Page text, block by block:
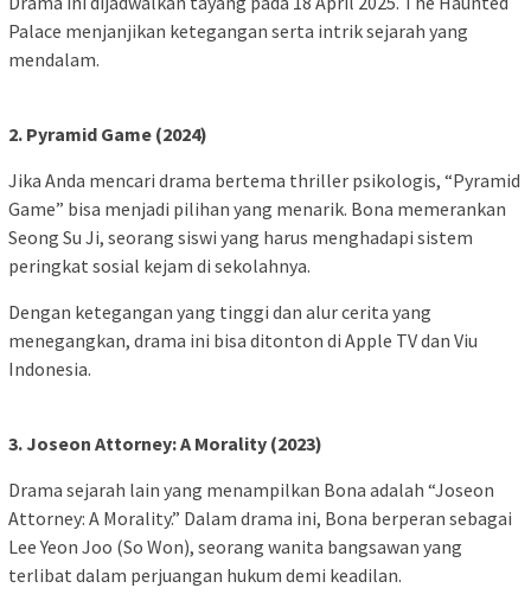
Palace menjanjikan ketegangan serta intrik sejarah yang
mendalam.
2. Pyramid Game (2024)
Jika Anda mencari drama bertema thriller psikologis, “Pyramid
Game” bisa menjadi pilihan yang menarik. Bona memerankan
Seong Su Ji, seorang siswi yang harus menghadapi sistem
peringkat sosial kejam di sekolahnya.
Dengan ketegangan yang tinggi dan alur cerita yang
menegangkan, drama ini bisa ditonton di Apple TV dan Viu
Indonesia.
3. Joseon Attorney: A Morality (2023)
Drama sejarah lain yang menampilkan Bona adalah “Joseon
Attorney: A Morality.” Dalam drama ini, Bona berperan sebagai
Lee Yeon Joo (So Won), seorang wanita bangsawan yang
terlibat dalam perjuangan hukum demi keadilan.